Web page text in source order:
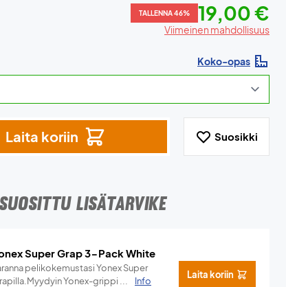
TALLENNA 46% 19,00 €
Viimeinen mahdollisuus
Koko-opas
Laita koriin Suosikki
SUOSITTU LISÄTARVIKE
Super Grap 3-Pack White
pelikokemustasi Yonex Super
Yonex-grippi ...
Info
Laita koriin